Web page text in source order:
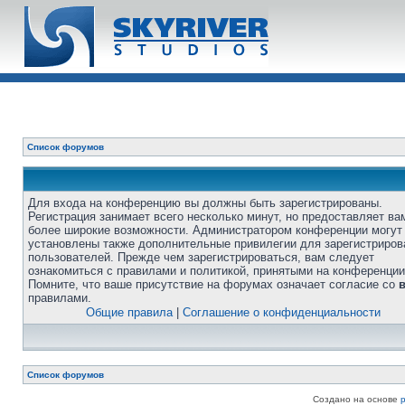
Список форумов
Для входа на конференцию вы должны быть зарегистрированы.
Регистрация занимает всего несколько минут, но предоставляет
более широкие возможности. Администратором конференции
установлены также дополнительные привилегии для
пользователей. Прежде чем зарегистрироваться, вам следует
ознакомиться с правилами и политикой, принятыми на
Помните, что ваше присутствие на форумах означает согласие со
правилами.
Общие правила| Соглашение о конфиденциальности
Список форумов
Создано на основе